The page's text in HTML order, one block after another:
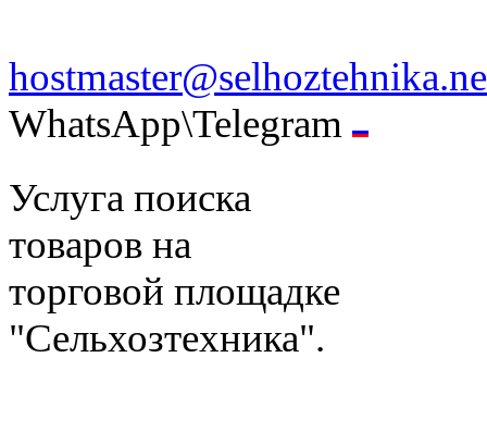
WhatsApp\Telegram
Услуга поиска
товаров на
торговой площадке
"Сельхозтехника".